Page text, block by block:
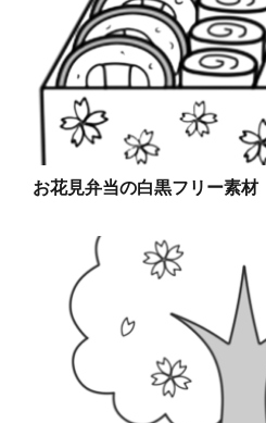
お花見弁当の白黒フリー素